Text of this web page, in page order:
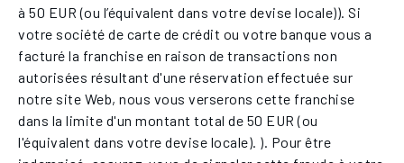
à 50 EUR (ou l’équivalent dans votre devise locale)). Si
votre société de carte de crédit ou votre banque vous a
facturé la franchise en raison de transactions non
autorisées résultant d'une réservation effectuée sur
notre site Web, nous vous verserons cette franchise
dans la limite d'un montant total de 50 EUR (ou
l'équivalent dans votre devise locale). ). Pour être